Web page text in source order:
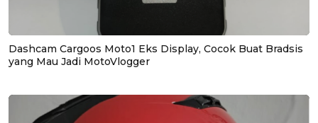
Dashcam Cargoos Moto1 Eks Display, Cocok Buat Bradsis
yang Mau Jadi MotoVlogger